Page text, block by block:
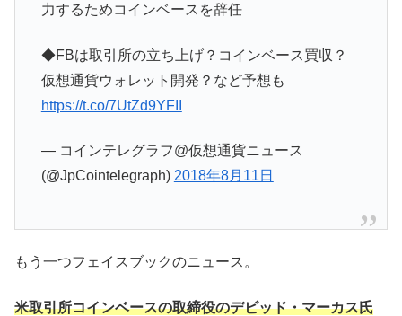
力するためコインベースを辞任
◆FBは取引所の立ち上げ？コインベース買収？
仮想通貨ウォレット開発？など予想も
https://t.co/7UtZd9YFII
— コインテレグラフ@仮想通貨ニュース
(@JpCointelegraph) 2018年8月11日
もう一つフェイスブックのニュース。
米取引所コインベースの取締役のデビッド・マーカス氏